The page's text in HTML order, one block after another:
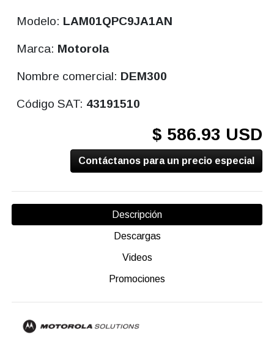
Modelo: LAM01QPC9JA1AN
Marca: Motorola
Nombre comercial: DEM300
Código SAT: 43191510
$ 586.93 USD
Contáctanos para un precio especial
Descripción
Descargas
Videos
Promociones